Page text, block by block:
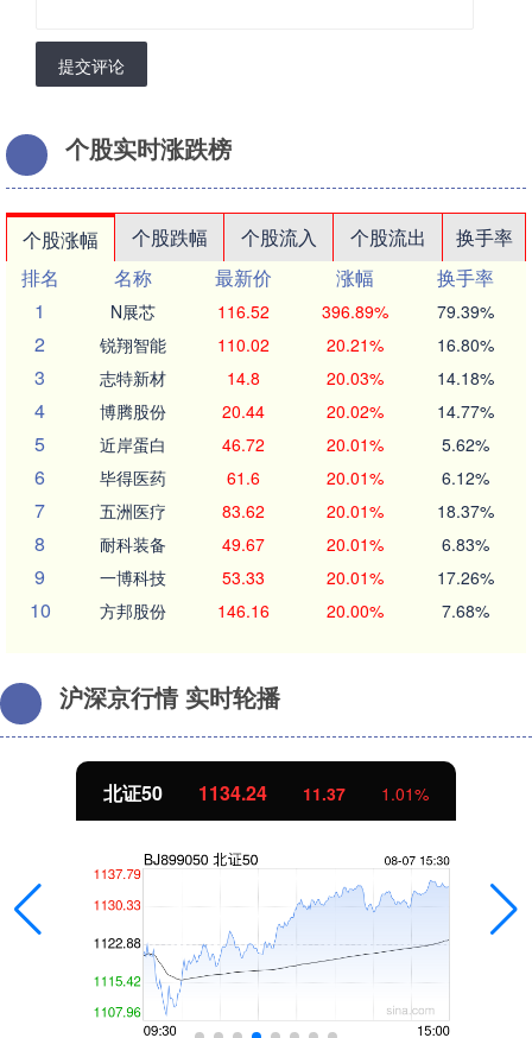
提交评论
个股实时涨跌榜
个股涨幅 个股跌幅 个股流入 个股流出
换手率
排名
名称 最新价 涨幅
换手率
1
N展芯 116.52 396.89% 79.39%
2 锐翔智能 110.02 20.21% 16.80%
3 志特新材 14.8 20.03% 14.18%
4 博腾股份 20.44 20.02% 14.77%
5 近岸蛋白 46.72 20.01% 5.62%
6 毕得医药 61.6 20.01% 6.12%
7 五洲医疗 83.62 20.01% 18.37%
8 耐科装备 49.67 20.01% 6.83%
9 一博科技 53.33 20.01% 17.26%
10 方邦股份 146.16 20.00% 7.68%
沪深京行情 实时轮播
北证50 1134.24 11.37 1.01%